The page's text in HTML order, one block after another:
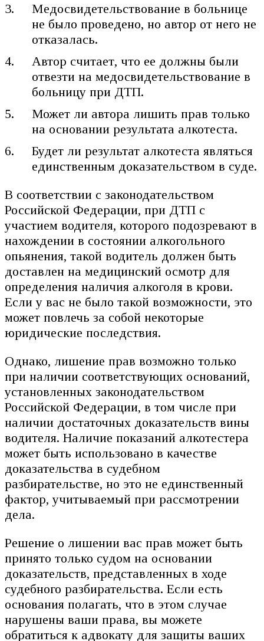
Медосвидетельствование в больнице
не было проведено, но автор от него не
отказалась.
Автор считает, что ее должны были
отвезти на медосвидетельствование в
больницу при ДТП.
Может ли автора лишить прав только
на основании результата алкотеста.
Будет ли результат алкотеста являться
единственным доказательством в суде.
В соответствии с законодательством
Российской Федерации, при ДТП с
участием водителя, которого подозревают в
нахождении в состоянии алкогольного
опьянения, такой водитель должен быть
доставлен на медицинский осмотр для
определения наличия алкоголя в крови.
Если у вас не было такой возможности, это
может повлечь за собой некоторые
юридические последствия.
Однако, лишение прав возможно только
при наличии соответствующих оснований,
установленных законодательством
Российской Федерации, в том числе при
наличии достаточных доказательств вины
водителя. Наличие показаний алкотестера
может быть использовано в качестве
доказательства в судебном
разбирательстве, но это не единственный
фактор, учитываемый при рассмотрении
дела.
Решение о лишении вас прав может быть
принято только судом на основании
доказательств, представленных в ходе
судебного разбирательства. Если есть
основания полагать, что в этом случае
нарушены ваши права, вы можете
обратиться к адвокату для защиты ваших